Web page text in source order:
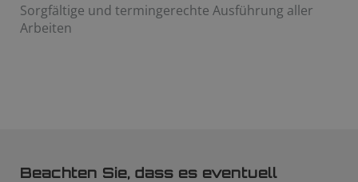
Sorgfältige und termingerechte Ausführung aller
Arbeiten
Beachten Sie, dass es eventuell